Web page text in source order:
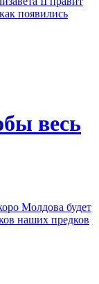
появились
весь
Молдова будет
наших предков